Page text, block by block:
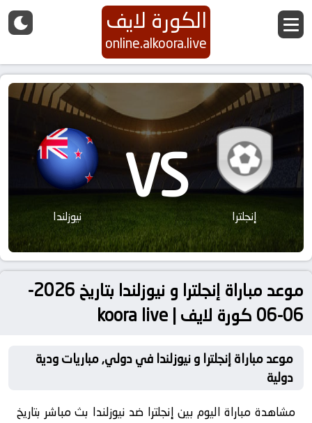
الكورة لايف
online.alkoora.live
إنجلترا VS نيوزلندا
موعد مباراة إنجلترا و نيوزلندا بتاريخ 2026-
06-06 كورة لايف | koora live
موعد مباراة إنجلترا و نيوزلندا في دولي, مباريات ودية
دولية
مشاهدة مباراة اليوم بين إنجلترا ضد نيوزلندا بث مباشر بتاريخ